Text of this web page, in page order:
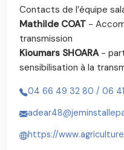
Contacts de l’équipe
Mathilde COAT -
transmission
Kioumars SHOARA-
sensibilisation à la
04 66 49 32 80 / 06
https://